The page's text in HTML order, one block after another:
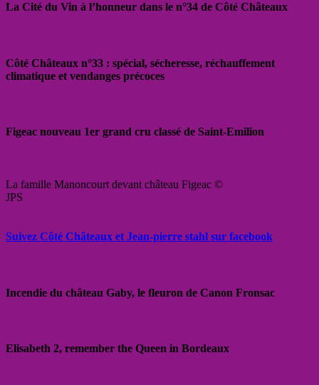
La Cité du Vin à l’honneur dans le n°34 de Côté Châteaux
Côté Châteaux n°33 : spécial, sécheresse, réchauffement
climatique et vendanges précoces
Figeac nouveau 1er grand cru classé de Saint-Emilion
La famille Manoncourt devant château Figeac ©
JPS
Suivez Côté Châteaux et Jean-pierre stahl sur facebook
Incendie du château Gaby, le fleuron de Canon Fronsac
Elisabeth 2, remember the Queen in Bordeaux